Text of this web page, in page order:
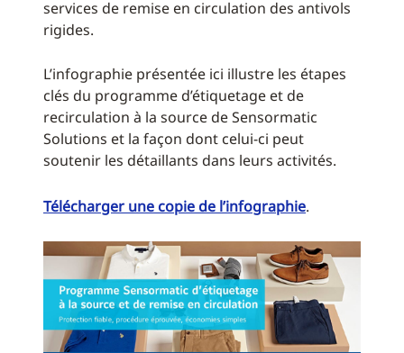
services de remise en circulation des antivols
rigides.
L’infographie présentée ici illustre les étapes
clés du programme d’étiquetage et de
recirculation à la source de Sensormatic
Solutions et la façon dont celui-ci peut
soutenir les détaillants dans leurs activités.
Télécharger une copie de l’infographie.